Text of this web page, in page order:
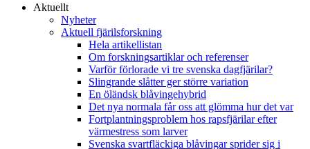
Aktuellt
Nyheter
Aktuell fjärilsforskning
Hela artikellistan
Om forskningsartiklar och referenser
Varför förlorade vi tre svenska dagfjärilar?
Slingrande slåtter ger större variation
En öländsk blåvingehybrid
Det nya normala får oss att glömma hur det var
Fortplantningsproblem hos rapsfjärilar efter
värmestress som larver
Svenska svartfläckiga blåvingar sprider sig i